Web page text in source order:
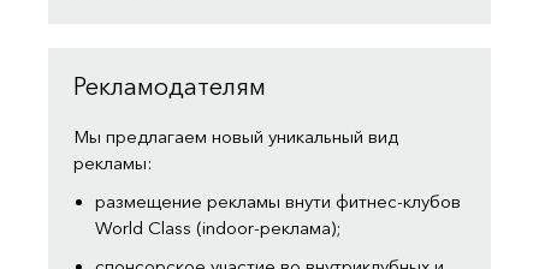
Рекламодателям
Мы предлагаем новый уникальный вид
рекламы:
размещение рекламы внути фитнес-клубов
World Class (indoor-реклама);